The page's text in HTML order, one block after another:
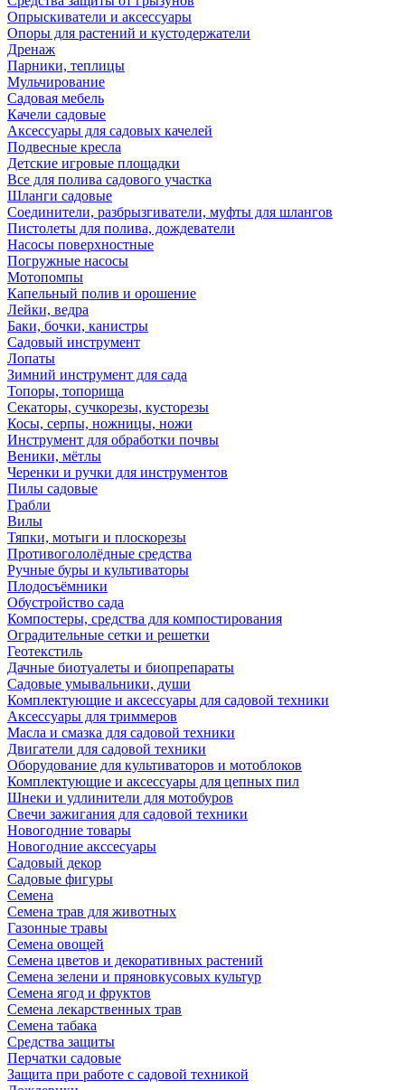
Опрыскиватели и аксессуары
Опоры для растений и кустодержатели
Дренаж
Парники, теплицы
Мульчирование
Садовая мебель
Качели садовые
Аксессуары для садовых качелей
Подвесные кресла
Детские игровые площадки
Все для полива садового участка
Шланги садовые
Соединители, разбрызгиватели, муфты для шлангов
Пистолеты для полива, дождеватели
Насосы поверхностные
Погружные насосы
Мотопомпы
Капельный полив и орошение
Лейки, ведра
Баки, бочки, канистры
Садовый инструмент
Лопаты
Зимний инструмент для сада
Топоры, топорища
Секаторы, сучкорезы, кусторезы
Косы, серпы, ножницы, ножи
Инструмент для обработки почвы
Веники, мётлы
Черенки и ручки для инструментов
Пилы садовые
Грабли
Вилы
Тяпки, мотыги и плоскорезы
Противогололёдные средства
Ручные буры и культиваторы
Плодосъёмники
Обустройство сада
Компостеры, средства для компостирования
Оградительные сетки и решетки
Геотекстиль
Дачные биотуалеты и биопрепараты
Садовые умывальники, души
Комплектующие и аксессуары для садовой техники
Аксессуары для триммеров
Масла и смазка для садовой техники
Двигатели для садовой техники
Оборудование для культиваторов и мотоблоков
Комплектующие и аксессуары для цепных пил
Шнеки и удлинители для мотобуров
Свечи зажигания для садовой техники
Новогодние товары
Новогодние акссесуары
Садовый декор
Садовые фигуры
Семена
Семена трав для животных
Газонные травы
Семена овощей
Семена цветов и декоративных растений
Семена зелени и пряновкусовых культур
Семена ягод и фруктов
Семена лекарственных трав
Семена табака
Средства защиты
Перчатки садовые
Защита при работе с садовой техникой